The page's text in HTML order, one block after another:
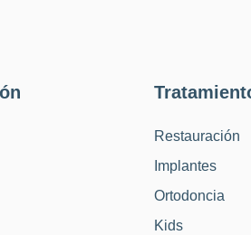
Restauración
Implantes
Ortodoncia
Kids